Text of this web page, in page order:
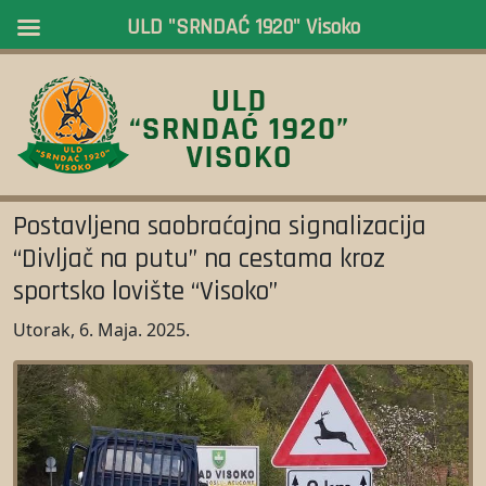
Postavljena saobraćajna signalizacija
“Divljač na putu” na cestama kroz
sportsko lovište “Visoko”
Utorak, 6. Maja. 2025.
ULD "SRNDAĆ 1920" Visoko